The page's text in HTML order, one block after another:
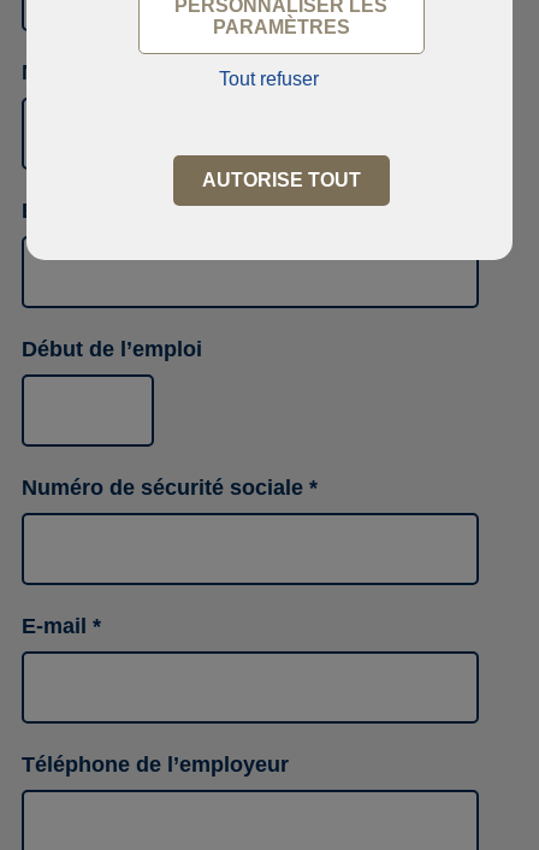
Numéro de téléphone
Emploi
Début de l’emploi
Numéro de sécurité sociale
E-mail
Téléphone de l’employeur
PERSONNALISER LES
PARAMÈTRES
Tout refuser
AUTORISE TOUT